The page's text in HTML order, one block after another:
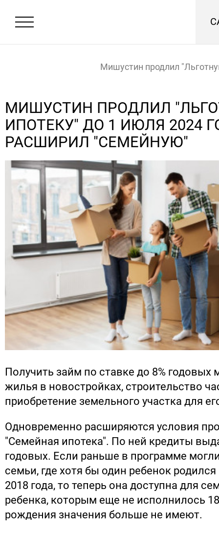
Главная Новости
Мишустин продлил
"Семейную"
МИШУСТИН ПРОДЛИЛ
ИПОТЕКУ" ДО 1 ИЮЛЯ 2024
РАСШИРИЛ "СЕМЕЙНУЮ"
Получить займ по ставке до 8% годовых
жилья в новостройках, строительство
приобретение земельного участка для
Одновременно расширяются условия
"Семейная ипотека". По ней кредиты
годовых. Если раньше в программе
семьи, где хотя бы один ребенок
2018 года, то теперь она доступна для
ребенка, которым еще не исполнилось
рождения значения больше не имеют.